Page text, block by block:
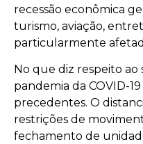
recessão econômica
turismo, aviação,
particularmente
No que diz respeito ao
pandemia da COVID-
precedentes. O
restrições de
fechamento de